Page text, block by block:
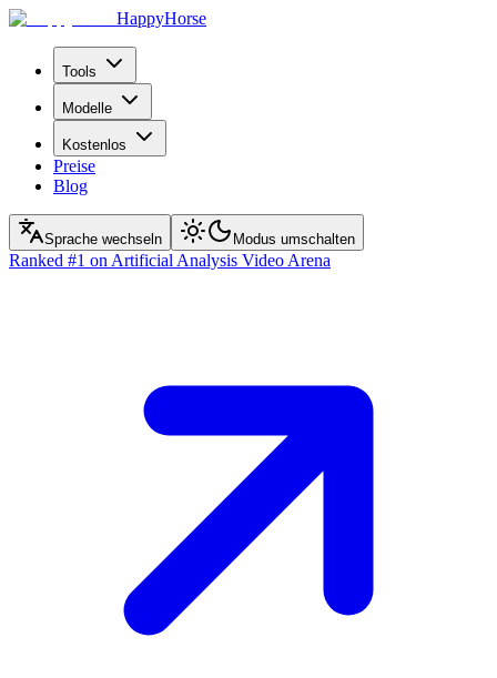
HappyHorse
Tools
Modelle
Kostenlos
Preise
Blog
Sprache wechseln Modus umschalten
Ranked #1 on Artificial Analysis Video Arena